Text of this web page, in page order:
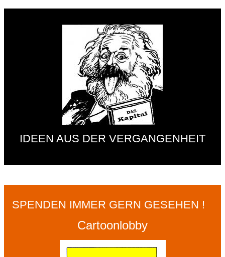
IDEEN AUS DER VERGANGENHEIT
SPENDEN IMMER GERN GESEHEN !
Cartoonlobby